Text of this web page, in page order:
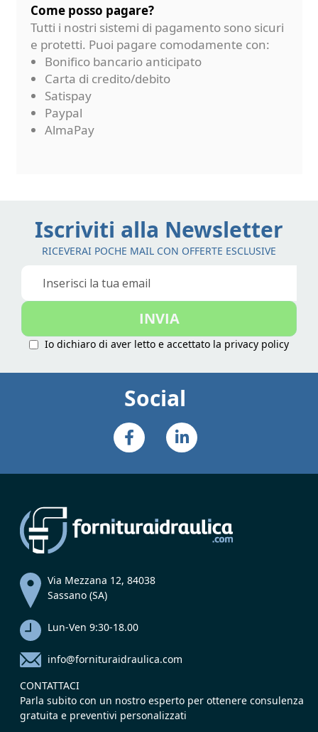
Come posso pagare?
Tutti i nostri sistemi di pagamento sono sicuri
e protetti. Puoi pagare comodamente con:
Bonifico bancario anticipato
Carta di credito/debito
Satispay
Paypal
AlmaPay
Iscriviti alla Newsletter
RICEVERAI POCHE MAIL CON OFFERTE ESCLUSIVE
Iscriviti
nostra
INVIA
Io dichiaro di aver letto e accettato la privacy policy
Social
Via Mezzana 12, 84038
Sassano (SA)
Lun-Ven 9:30-18.00
info@fornituraidraulica.com
CONTATTACI
Parla subito con un nostro esperto per ottenere consulenza
gratuita e preventivi personalizzati